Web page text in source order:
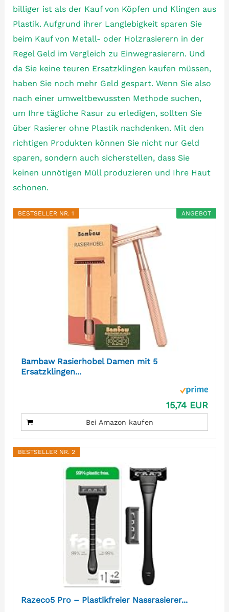
billiger ist als der Kauf von Köpfen und Klingen aus
Plastik. Aufgrund ihrer Langlebigkeit sparen Sie
beim Kauf von Metall- oder Holzrasierern in der
Regel Geld im Vergleich zu Einwegrasierern. Und
da Sie keine teuren Ersatzklingen kaufen müssen,
haben Sie noch mehr Geld gespart. Wenn Sie also
nach einer umweltbewussten Methode suchen,
um Ihre tägliche Rasur zu erledigen, sollten Sie
über Rasierer ohne Plastik nachdenken. Mit den
richtigen Produkten können Sie nicht nur Geld
sparen, sondern auch sicherstellen, dass Sie
keinen unnötigen Müll produzieren und Ihre Haut
schonen.
ANGEBOT
BESTSELLER NR. 1
Bambaw Rasierhobel Damen mit 5
Ersatzklingen...
15,74 EUR
Bei Amazon kaufen
BESTSELLER NR. 2
Razeco5 Pro – Plastikfreier Nassrasierer...